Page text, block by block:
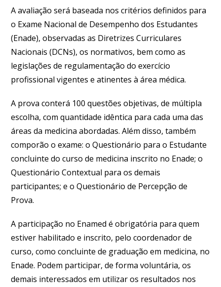
A avaliação será baseada nos critérios definidos para
o Exame Nacional de Desempenho dos Estudantes
(Enade), observadas as Diretrizes Curriculares
Nacionais (DCNs), os normativos, bem como as
legislações de regulamentação do exercício
profissional vigentes e atinentes à área médica.
A prova conterá 100 questões objetivas, de múltipla
escolha, com quantidade idêntica para cada uma das
áreas da medicina abordadas. Além disso, também
comporão o exame: o Questionário para o Estudante
concluinte do curso de medicina inscrito no Enade; o
Questionário Contextual para os demais
participantes; e o Questionário de Percepção de
Prova.
A participação no Enamed é obrigatória para quem
estiver habilitado e inscrito, pelo coordenador de
curso, como concluinte de graduação em medicina, no
Enade. Podem participar, de forma voluntária, os
demais interessados em utilizar os resultados nos